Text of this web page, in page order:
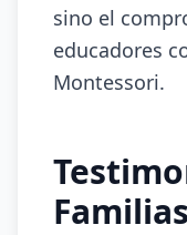
sino el
educadores
Montessori.
Familias